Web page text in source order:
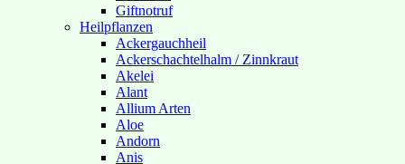
Giftnotruf
Heilpflanzen
Ackergauchheil
Ackerschachtelhalm / Zinnkraut
Akelei
Alant
Allium Arten
Aloe
Andorn
Anis